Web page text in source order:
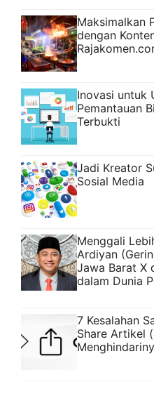
Maksimalkan
dengan
Inovasi untuk
Pemantauan
Terbukti
Jadi Kreator
Sosial Media
Menggali
Ardiyan
Jawa Barat X
dalam Dunia
7 Kesalahan
Share Artikel